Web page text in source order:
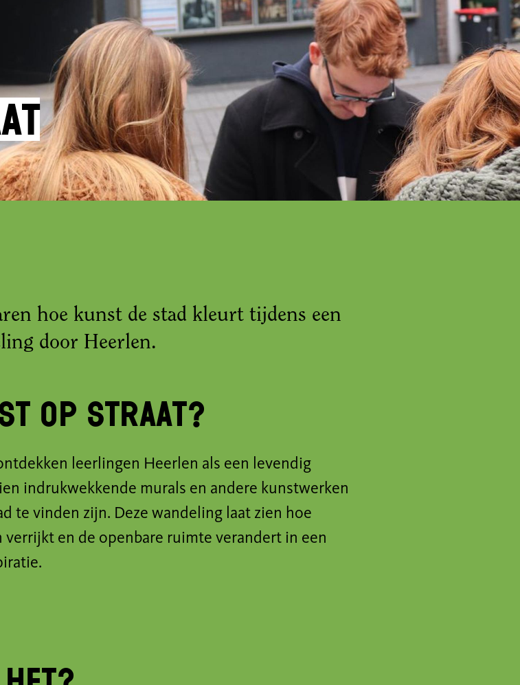
hoe kunst de stad kleurt tijdens een
door Heerlen.
op Straat?
leerlingen Heerlen als een levendig
indrukwekkende murals en andere kunstwerken
te vinden zijn. Deze wandeling laat zien hoe
verrijkt en de openbare ruimte verandert in een